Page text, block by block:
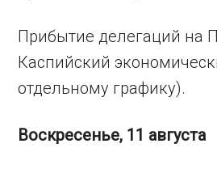
Прибытие делегаций на
Каспийский
отдельному графику).
Воскресенье, 11 августа